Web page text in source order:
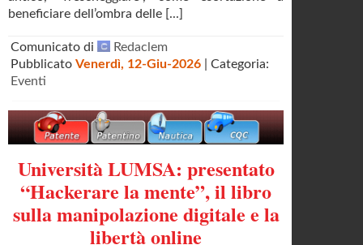
beneficiare dell’ombra delle [...]
Comunicato di
Redaclem
Pubblicato Venerdì, 12-Giu-2026 | Categoria:
Eventi
Università LUMSA: presentato
“Hackerare la mente”, il libro
sulla manipolazione digitale e la
libertà online